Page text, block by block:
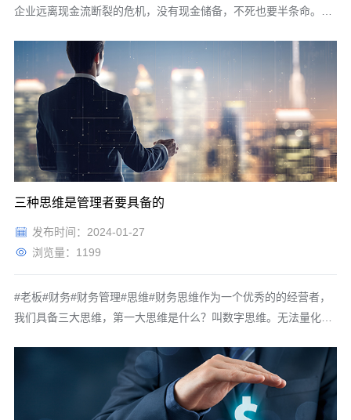
企业远离现金流断裂的危机，没有现金储备，不死也要半条命。我
的人。近三年对什么样的家庭冲击最大？没有存款的家庭。近三年
对什么样的企业冲击最大？没有现金储备的企业。我们经常听说凡
事预则立，
三种思维是管理者要具备的
发布时间：2024-01-27
浏览量：1199
#老板#财务#财务管理#思维#财务思维作为一个优秀的的经营者，
我们具备三大思维，第一大思维是什么？叫数字思维。无法量化就
所以企业要提高管理效益，我们就必须在数字化的管理上下功夫，
把量化管理作为一项持久的工程去把它做到位。这对企业来讲非常